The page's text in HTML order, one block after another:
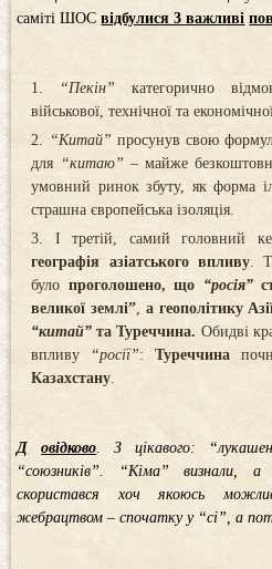
саміті ШОСвідбулися 3 важливі
“Пекін” категорично
військової, технічної та
“Китай” просунув свою
для “китаю” – майже
умовний ринок збуту, як форма
страшна європейська ізоляція.
І третій, самий головний
географія азіатського впливу.
було проголошено, що “росія”
великої землі” а геополітику
“китай”та Туреччина. Обидві
впливу
“росії”: Туреччина
Казахстану
Д овідково . З цікавого:
“союзників”. “Кіма” визнали,
скористався хоч якоюсь
жебрацтвом – спочатку у “сі”, а